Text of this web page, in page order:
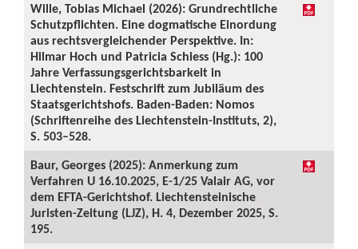
Wille, Tobias Michael (2026): Grundrechtliche
Schutzpflichten. Eine dogmatische Einordung
aus rechtsvergleichender Perspektive. In:
Hilmar Hoch und Patricia Schiess (Hg.): 100
Jahre Verfassungsgerichtsbarkeit in
Liechtenstein. Festschrift zum Jubiläum des
Staatsgerichtshofs. Baden-Baden: Nomos
(Schriftenreihe des Liechtenstein-Instituts, 2),
S. 503–528.
Baur, Georges (2025): Anmerkung zum
Verfahren U 16.10.2025, E-1/25 Valair AG, vor
dem EFTA-Gerichtshof. Liechtensteinische
Juristen-Zeitung (LJZ), H. 4, Dezember 2025, S.
195.